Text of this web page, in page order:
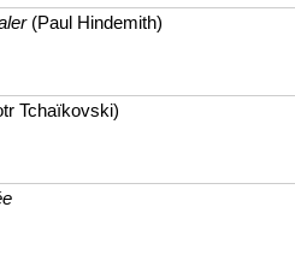
(Paul Hindemith)
Tchaïkovski)